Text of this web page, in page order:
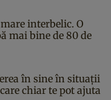
interbelic. O
mai bine de 80 de
în sine în situații
chiar te pot ajuta